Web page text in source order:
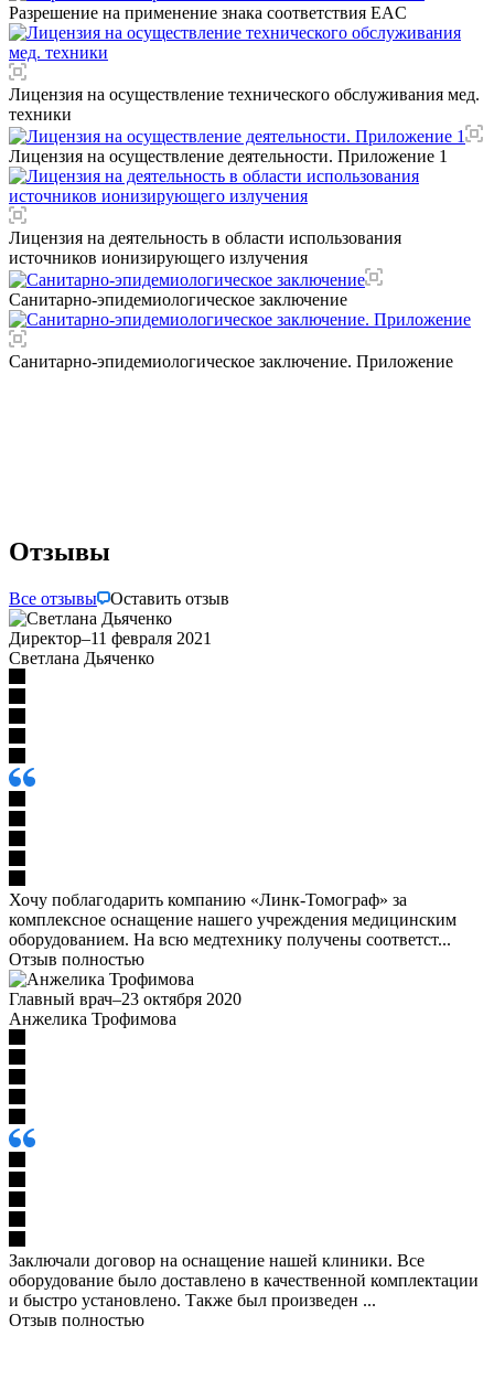
Разрешение на применение знака соответствия EAC
Лицензия на осуществление технического обслуживания мед.
техники
Лицензия на осуществление деятельности. Приложение 1
Лицензия на деятельность в области использования
источников ионизирующего излучения
Санитарно-эпидемиологическое заключение
Санитарно-эпидемиологическое заключение. Приложение
Отзывы
Все отзывы Оставить отзыв
Директор–11 февраля 2021
Светлана Дьяченко
Хочу поблагодарить компанию «Линк-Томограф» за
комплексное оснащение нашего учреждения медицинским
оборудованием. На всю медтехнику получены соответст...
Отзыв полностью
Главный врач–23 октября 2020
Анжелика Трофимова
Заключали договор на оснащение нашей клиники. Все
оборудование было доставлено в качественной комплектации
и быстро установлено. Также был произведен ...
Отзыв полностью